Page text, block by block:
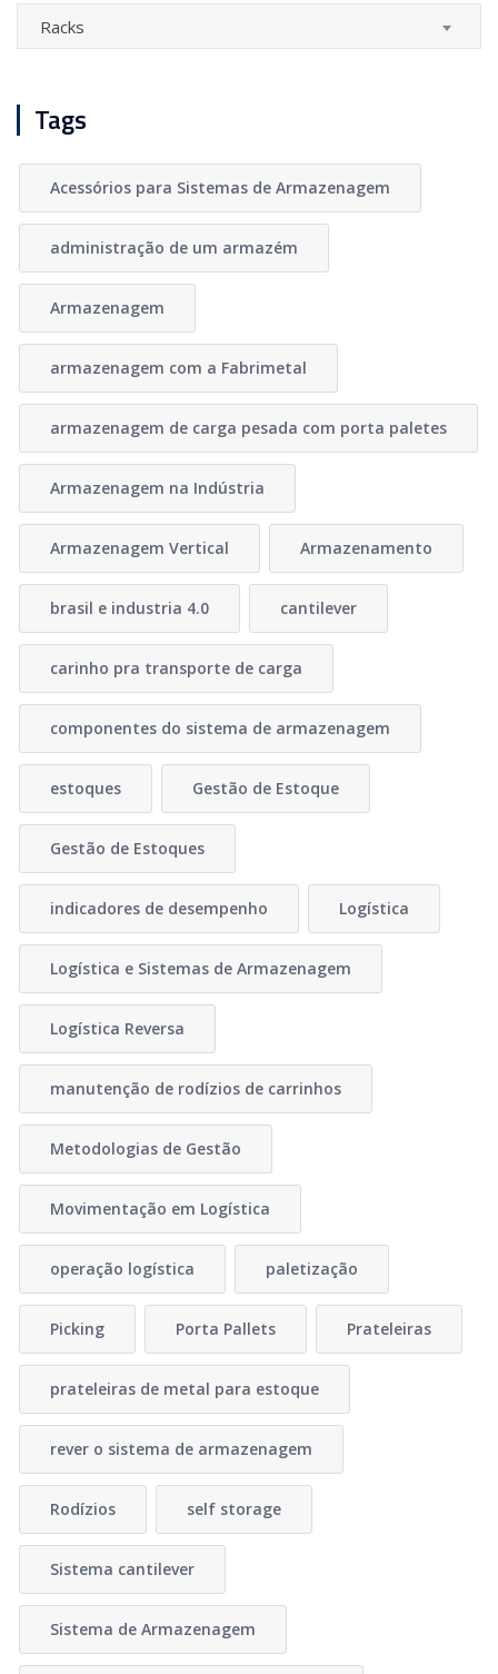
Categorias
Racks
Tags
Acessórios para Sistemas de Armazenagem
administração de um armazém
Armazenagem
armazenagem com a Fabrimetal
armazenagem de carga pesada com porta paletes
Armazenagem na Indústria
Armazenagem Vertical Armazenamento
brasil e industria 4.0 cantilever
carinho pra transporte de carga
componentes do sistema de armazenagem
estoques Gestão de Estoque
Gestão de Estoques
indicadores de desempenho Logística
Logística e Sistemas de Armazenagem
Logística Reversa
manutenção de rodízios de carrinhos
Metodologias de Gestão
Movimentação em Logística
operação logística paletização
Picking Porta Pallets Prateleiras
prateleiras de metal para estoque
rever o sistema de armazenagem
Rodízios self storage
Sistema cantilever
Sistema de Armazenagem